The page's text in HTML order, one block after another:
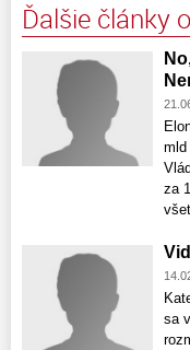
Ďalšie články
mld
za
sa